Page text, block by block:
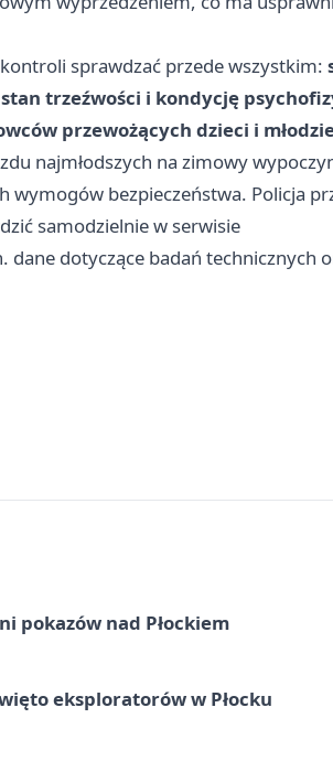
sprawdzać przede wszystkim:
stan trzeźwości i kondycję
przewożących dzieci i
najmłodszych na zimowy
wymogów bezpieczeństwa. Policja
samodzielnie w serwisie
dotyczące badań technicznych
pokazów nad Płockiem
eksploratorów w Płocku